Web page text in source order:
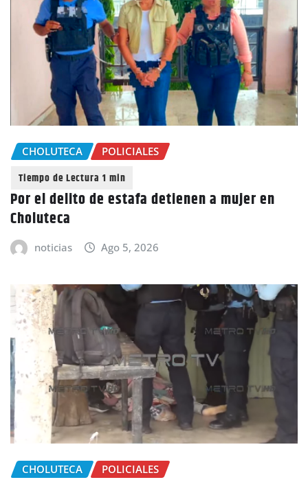
CHOLUTECA POLICIALES
Por el delito de estafa detienen a mujer en
Choluteca
noticias Ago 5, 2026
CHOLUTECA POLICIALES